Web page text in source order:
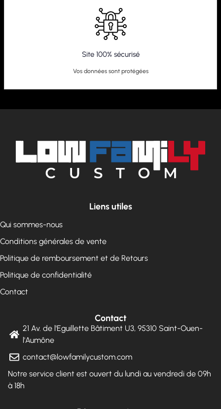
Site 100% sécurisé
Vos données sont protégées
Liens utiles
Qui sommes-nous
Conditions générales de vente
Politique de remboursement et de Retours
Politique de confidentialité
Contact
Contact
21 Av. de l'Eguillette Bâtiment U3, 95310 Saint-Ouen-
l'Aumône
contact@lowfamilycustom.com
Notre service client est ouvert du lundi au vendredi de 09h
à 18h